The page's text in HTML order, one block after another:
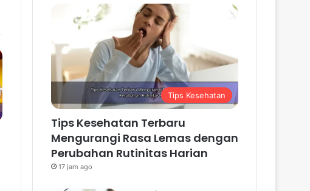
Tips Kesehatan
Tips Kesehatan Terbaru
Mengurangi Rasa Lemas dengan
Perubahan Rutinitas Harian
17 jam ago